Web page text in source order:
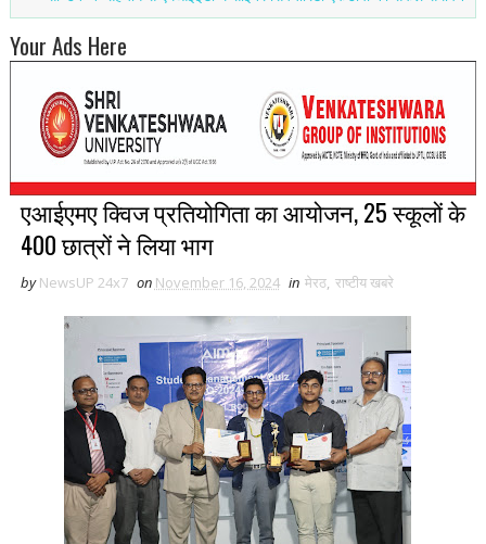
Your Ads Here
एआईएमए क्विज प्रतियोगिता का आयोजन, 25 स्कूलों के
400 छात्रों ने लिया भाग
by NewsUP 24x7 on November 16, 2024 in मेरठ, राष्टीय खबरे